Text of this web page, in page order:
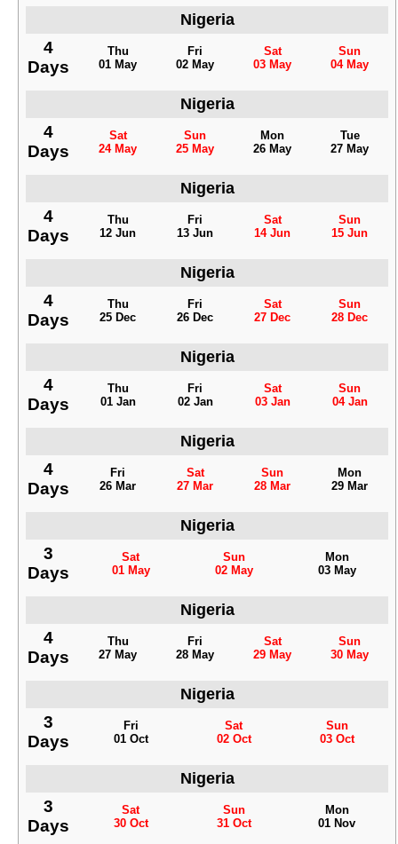
Nigeria
4
Days
Thu
01 May
Fri
02 May
Sat
03 May
Sun
04 May
Nigeria
4
Days
Sat
24 May
Sun
25 May
Mon
26 May
Tue
27 May
Nigeria
4
Days
Thu
12 Jun
Fri
13 Jun
Sat
14 Jun
Sun
15 Jun
Nigeria
4
Days
Thu
25 Dec
Fri
26 Dec
Sat
27 Dec
Sun
28 Dec
Nigeria
4
Days
Thu
01 Jan
Fri
02 Jan
Sat
03 Jan
Sun
04 Jan
Nigeria
4
Days
Fri
26 Mar
Sat
27 Mar
Sun
28 Mar
Mon
29 Mar
Nigeria
3
Days
Sat
01 May
Sun
02 May
Mon
03 May
Nigeria
4
Days
Thu
27 May
Fri
28 May
Sat
29 May
Sun
30 May
Nigeria
3
Days
Fri
01 Oct
Sat
02 Oct
Sun
03 Oct
Nigeria
3
Days
Sat
30 Oct
Sun
31 Oct
Mon
01 Nov